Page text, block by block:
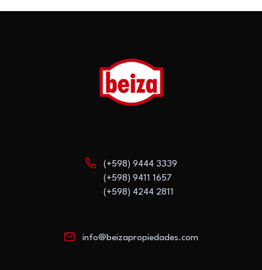
(+598) 9444 3339
(+598) 9411 1657
(+598) 4244 2811
info@beizapropiedades.com